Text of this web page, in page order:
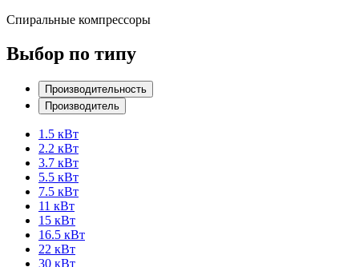
Спиральные компрессоры
Выбор по типу
Производительность
Производитель
1.5 кВт
2.2 кВт
3.7 кВт
5.5 кВт
7.5 кВт
11 кВт
15 кВт
16.5 кВт
22 кВт
30 кВт